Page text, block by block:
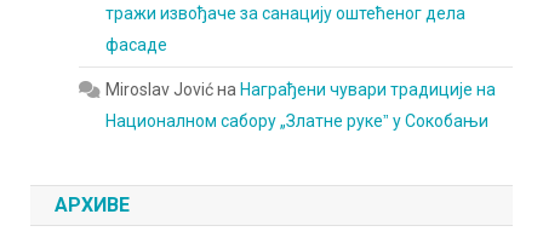
тражи извођаче за санацију оштећеног дела
фасаде
Miroslav Jovićна Награђени чувари традиције на
Националном сабору „Златне рукеˮ у Сокобањи
АРХИВЕ